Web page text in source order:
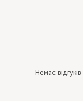
Немає